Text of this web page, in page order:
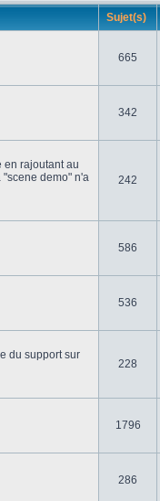
Sujet(s)
665
342
en rajoutant au
demo" n'a
242
586
536
du support sur
228
1796
286